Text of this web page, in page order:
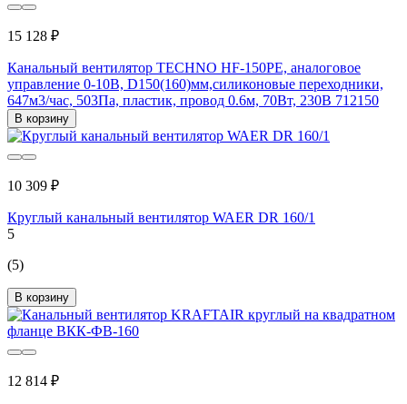
15 128 ₽
Канальный вентилятор TECHNO HF-150PE, аналоговое
управление 0-10В, D150(160)мм,силиконовые переходники,
647м3/час, 503Па, пластик, провод 0.6м, 70Вт, 230В 712150
В корзину
10 309 ₽
Круглый канальный вентилятор WAER DR 160/1
5
(5)
В корзину
12 814 ₽